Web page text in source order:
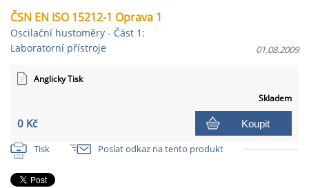
ČSN EN ISO 15212-1 Oprava 1
Oscilační hustoměry - Část 1:
Laboratorní přístroje
01.08.2009
Anglicky Tisk
Skladem
0 Kč Koupit
Tisk Poslat odkaz na tento produkt